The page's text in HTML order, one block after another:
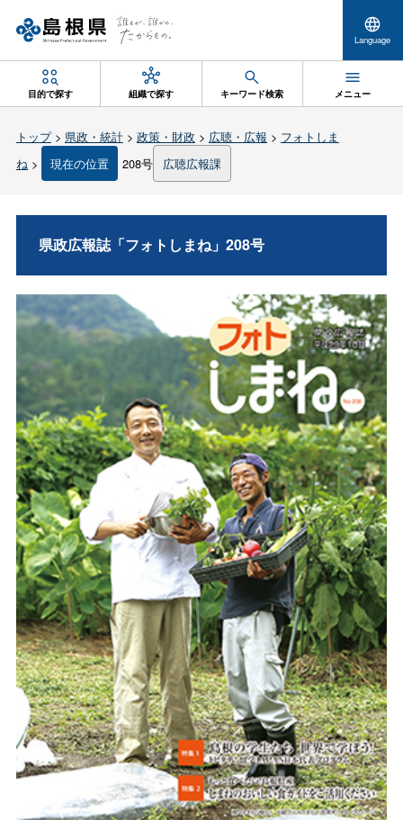
Language
目的で探す 組織で探す キーワード検索 メニュー
トップ> 県政・統計> 政策・財政 > 広聴・広報 > フォトしま
ね> 現在の位置 208号 広聴広報課
県政広報誌「フォトしまね」208号